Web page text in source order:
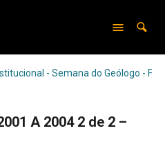
- Semana do Geólogo -
A 2004 2 de 2 –